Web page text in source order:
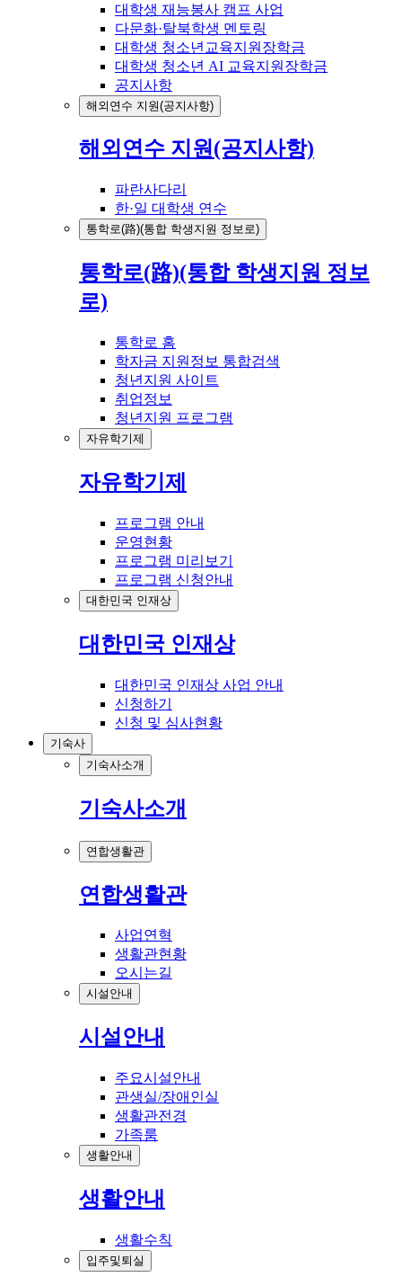
대학생 재능봉사 캠프 사업
다문화·탈북학생 멘토링
대학생 청소년교육지원장학금
대학생 청소년 AI 교육지원장학금
공지사항
해외연수 지원(공지사항)
해외연수 지원(공지사항)
파란사다리
한·일 대학생 연수
통학로(路)(통합 학생지원 정보로)
통학로(路)(통합 학생지원 정보
로)
통학로 홈
학자금 지원정보 통합검색
청년지원 사이트
취업정보
청년지원 프로그램
자유학기제
자유학기제
프로그램 안내
운영현황
프로그램 미리보기
프로그램 신청안내
대한민국 인재상
대한민국 인재상
대한민국 인재상 사업 안내
신청하기
신청 및 심사현황
기숙사
기숙사소개
기숙사소개
연합생활관
연합생활관
사업연혁
생활관현황
오시는길
시설안내
시설안내
주요시설안내
관생실/장애인실
생활관전경
가족룸
생활안내
생활안내
생활수칙
입주및퇴실